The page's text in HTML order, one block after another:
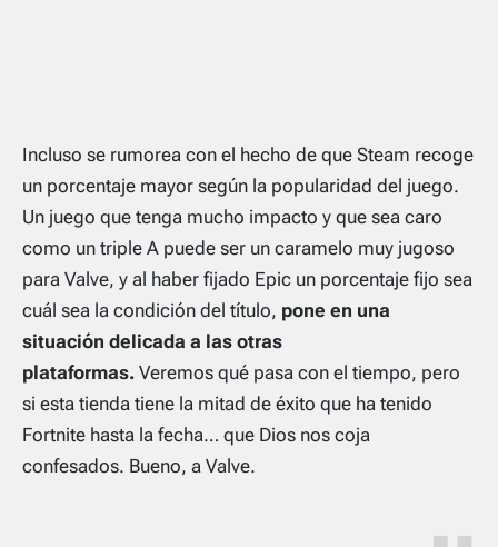
Incluso se rumorea con el hecho de que Steam recoge
un porcentaje mayor según la popularidad del juego.
Un juego que tenga mucho impacto y que sea caro
como un triple A puede ser un caramelo muy jugoso
para Valve, y al haber fijado Epic un porcentaje fijo sea
cuál sea la condición del título, pone en una
situación delicada a las otras
plataformas. Veremos qué pasa con el tiempo, pero
si esta tienda tiene la mitad de éxito que ha tenido
Fortnite hasta la fecha… que Dios nos coja
confesados. Bueno, a Valve.